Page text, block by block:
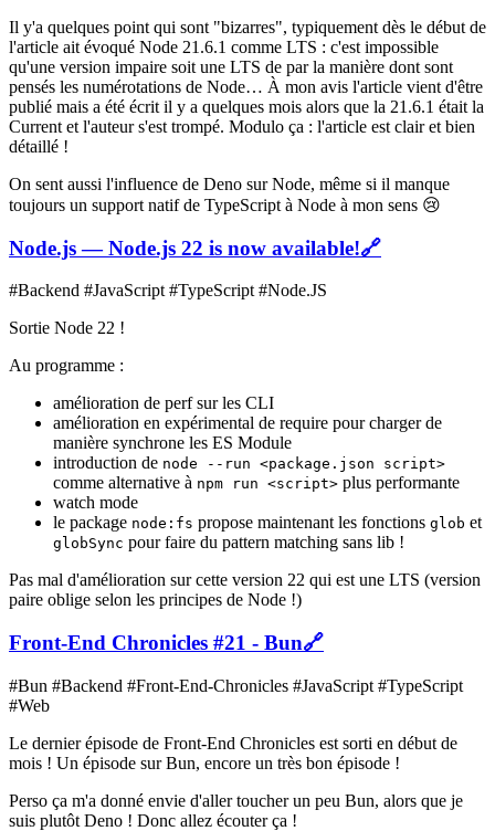
Il y'a quelques point qui sont "bizarres", typiquement dès le début de
l'article ait évoqué Node 21.6.1 comme LTS : c'est impossible
qu'une version impaire soit une LTS de par la manière dont sont
pensés les numérotations de Node… À mon avis l'article vient d'être
publié mais a été écrit il y a quelques mois alors que la 21.6.1 était la
Current et l'auteur s'est trompé. Modulo ça : l'article est clair et bien
détaillé !
On sent aussi l'influence de Deno sur Node, même si il manque
toujours un support natif de TypeScript à Node à mon sens 😢
Node.js — Node.js 22 is now available!🔗
#Backend #JavaScript #TypeScript #Node.JS
Sortie Node 22 !
Au programme :
amélioration de perf sur les CLI
amélioration en expérimental de require pour charger de
manière synchrone les ES Module
introduction de node --run <package.json script>
comme alternative à npm run <script> plus performante
watch mode
le package node:fs propose maintenant les fonctions glob et
globSync pour faire du pattern matching sans lib !
Pas mal d'amélioration sur cette version 22 qui est une LTS (version
paire oblige selon les principes de Node !)
Front-End Chronicles #21 - Bun🔗
#Bun #Backend #Front-End-Chronicles #JavaScript #TypeScript
#Web
Le dernier épisode de Front-End Chronicles est sorti en début de
mois ! Un épisode sur Bun, encore un très bon épisode !
Perso ça m'a donné envie d'aller toucher un peu Bun, alors que je
suis plutôt Deno ! Donc allez écouter ça !